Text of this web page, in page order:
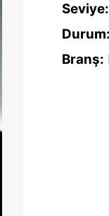
Seviye:
Durum:
Branş: